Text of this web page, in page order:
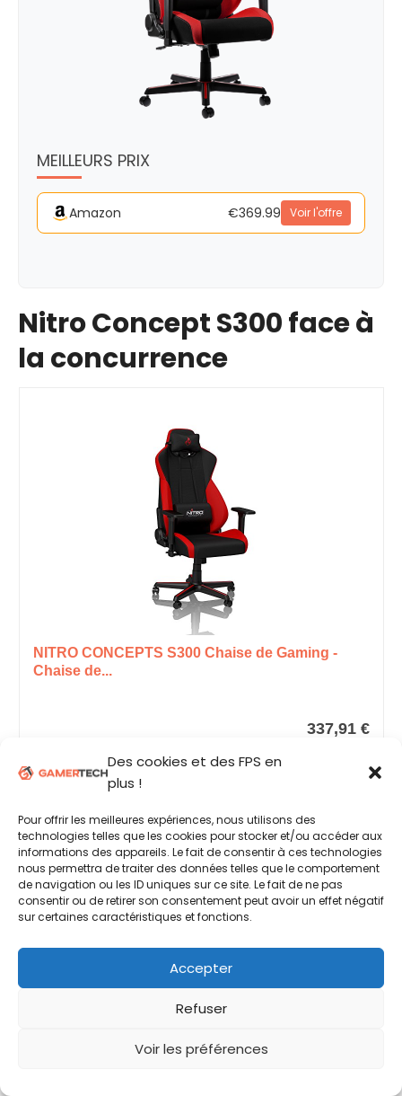
Des cookies et des FPS en
plus !
Pour offrir les meilleures expériences, nous utilisons des
technologies telles que les cookies pour stocker et/ou accéder aux
informations des appareils. Le fait de consentir à ces technologies
nous permettra de traiter des données telles que le comportement
de navigation ou les ID uniques sur ce site. Le fait de ne pas
consentir ou de retirer son consentement peut avoir un effet négatif
sur certaines caractéristiques et fonctions.
Accepter
Refuser
Voir les préférences
MEILLEURS PRIX
Amazon €369.99 Voir l'offre
Nitro Concept S300 face à
la concurrence
NITRO CONCEPTS S300 Chaise de Gaming -
Chaise de...
337,91 €
Commander